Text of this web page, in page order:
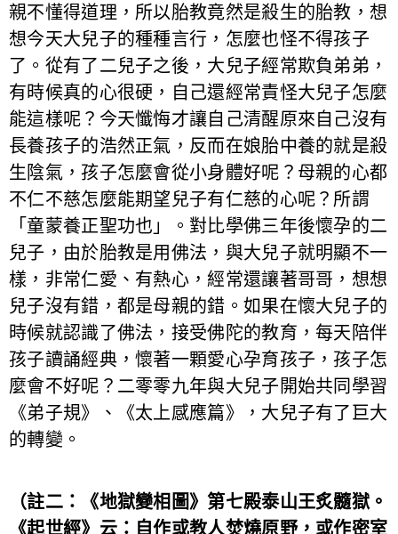
親不懂得道理，所以胎教竟然是殺生的胎教，想
想今天大兒子的種種言行，怎麼也怪不得孩子
了。從有了二兒子之後，大兒子經常欺負弟弟，
有時候真的心很硬，自己還經常責怪大兒子怎麼
能這樣呢？今天懺悔才讓自己清醒原來自己沒有
長養孩子的浩然正氣，反而在娘胎中養的就是殺
生陰氣，孩子怎麼會從小身體好呢？母親的心都
不仁不慈怎麼能期望兒子有仁慈的心呢？所謂
「童蒙養正聖功也」。對比學佛三年後懷孕的二
兒子，由於胎教是用佛法，與大兒子就明顯不一
樣，非常仁愛、有熱心，經常還讓著哥哥，想想
兒子沒有錯，都是母親的錯。如果在懷大兒子的
時候就認識了佛法，接受佛陀的教育，每天陪伴
孩子讀誦經典，懷著一顆愛心孕育孩子，孩子怎
麼會不好呢？二零零九年與大兒子開始共同學習
《弟子規》、《太上感應篇》，大兒子有了巨大
的轉變。
（註二：《地獄變相圖》第七殿泰山王炙髓獄。
《起世經》云：自作或教人焚燒原野，或作密室